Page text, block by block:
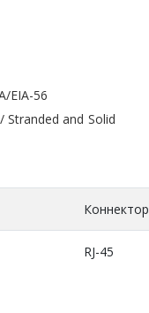
EIA-56
and Solid
Коннектор
RJ-45